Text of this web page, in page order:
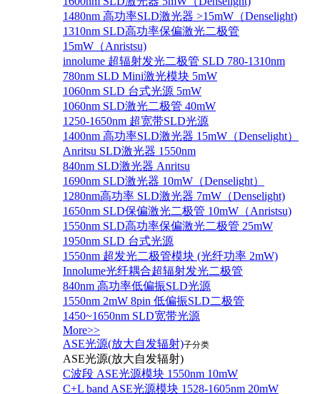
1480nm 高功率SLD激光器 >15mW（Denselight)
1310nm SLD高功率保偏激光二极管
15mW（Anristsu)
innolume 超辐射发光二极管 SLD 780-1310nm
780nm SLD Mini激光模块 5mW
1060nm SLD 台式光源 5mW
1060nm SLD激光二极管 40mW
1250-1650nm 超宽带SLD光源
1400nm 高功率SLD激光器 15mW（Denselight）
Anritsu SLD激光器 1550nm
840nm SLD激光器 Anritsu
1690nm SLD激光器 10mW（Denselight）
1280nm高功率 SLD激光器 7mW（Denselight)
1650nm SLD保偏激光二极管 10mW（Anristsu)
1550nm SLD高功率保偏激光二极管 25mW
1950nm SLD 台式光源
1550nm 超发光二极管模块 (光纤功率 2mW)
Innolume光纤耦合超辐射发光二极管
840nm 高功率低偏振SLD光源
1550nm 2mW 8pin 低偏振SLD二极管
1450~1650nm SLD宽带光源
More>>
ASE光源(放大自发辐射)子分类
ASE光源(放大自发辐射)
C波段 ASE光源模块 1550nm 10mW
C+L band ASE光源模块 1528-1605nm 20mW